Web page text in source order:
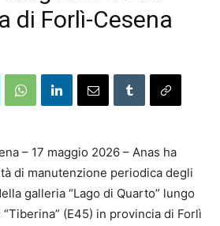
di Forlì-Cesena
– 17 maggio 2026 – Anas ha
di manutenzione periodica degli
galleria “Lago di Quarto” lungo
(E45) in provincia di Forlì